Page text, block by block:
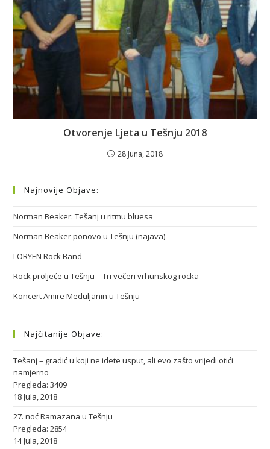
Otvorenje Ljeta u Tešnju 2018
28 Juna, 2018
Najnovije Objave:
Norman Beaker: Tešanj u ritmu bluesa
Norman Beaker ponovo u Tešnju (najava)
LORYEN Rock Band
Rock proljeće u Tešnju – Tri večeri vrhunskog rocka
Koncert Amire Meduljanin u Tešnju
Najčitanije Objave:
Tešanj – gradić u koji ne idete usput, ali evo zašto vrijedi otići
namjerno
Pregleda: 3409
18 Jula, 2018
27. noć Ramazana u Tešnju
Pregleda: 2854
14 Jula, 2018